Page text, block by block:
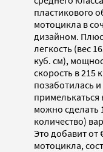
пластикового
мотоцикла в
дизайном.
легкость (вес
куб. см),
скорость в 215
позаботилась
примелькаться
можно сделать
количество)
Это добавит от
мотоцикла,